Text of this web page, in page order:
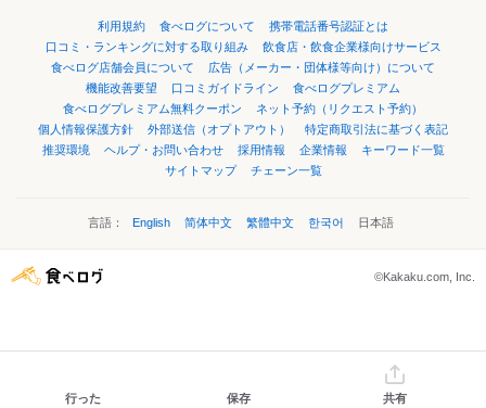
利用規約 食べログについて
携帯電話番号認証とは
口コミ・ランキングに対する取り組み
飲食店・飲食企業様向けサービス
食べログ店舗会員について
広告（メーカー・団体様等向け）について
機能改善要望
口コミガイドライン
食べログプレミアム
食べログプレミアム無料クーポン
ネット予約（リクエスト予約）
個人情報保護方針
外部送信（オプトアウト）
特定商取引法に基づく表記
推奨環境
ヘルプ・お問い合わせ 採用情報 企業情報
キーワード一覧
サイトマップ
チェーン一覧
言語： English 简体中文 繁體中文 한국어 日本語
©Kakaku.com, Inc.
行った 保存 共有